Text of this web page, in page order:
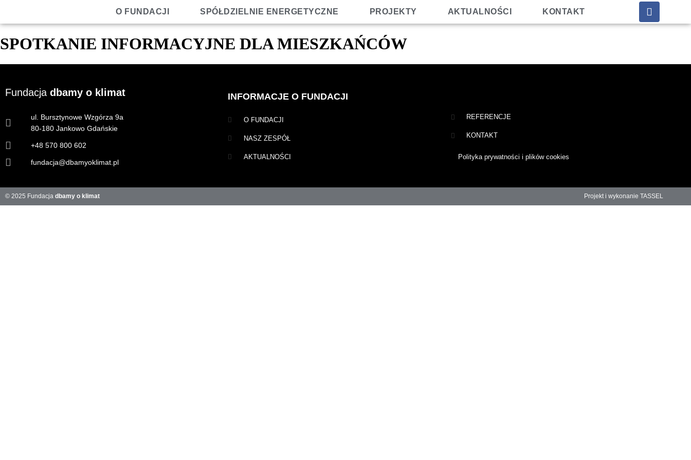
O FUNDACJI SPÓŁDZIELNIE ENERGETYCZNE PROJEKTY AKTUALNOŚCI KONTAKT
SPOTKANIE INFORMACYJNE DLA MIESZKAŃCÓW
Fundacja dbamy o klimat
ul. Bursztynowe Wzgórza 9a
80-180 Jankowo Gdańskie
+48 570 800 602
fundacja@dbamyoklimat.pl
INFORMACJE O FUNDACJI
O FUNDACJI
NASZ ZESPÓŁ
AKTUALNOŚCI
REFERENCJE
KONTAKT
Polityka prywatności i plików cookies
© 2025 Fundacja dbamy o klimat Projekt i wykonanie TASSEL